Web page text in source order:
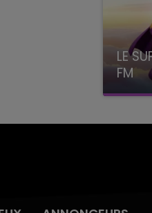
LE
FM
avec